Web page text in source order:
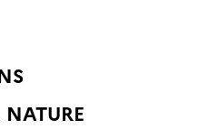
NATUREL